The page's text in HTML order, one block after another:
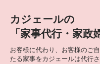
カジェールの
「家事代行・家政
お客様に代わり、お客様のご
たる家事をカジェールは代行さ